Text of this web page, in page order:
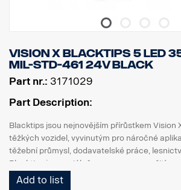
Vision X BLACKTIPS 5 LED
MIL-STD-461 24V BLACK
Part nr.: 3171029
Part Description:
Blacktips jsou nejnovějším přírůstkem Vision
těžkých vozidel, vyvinutým pro náročné
těžební průmysl, dodavatelské práce,
Blacktips je speciálně upraven pro použití pro
Blacktips používá nejnovější generaci diod,
Add to list